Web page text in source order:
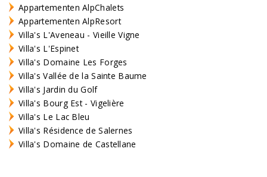
Appartementen AlpChalets
Appartementen AlpResort
Villa's L'Aveneau - Vieille Vigne
Villa's L'Espinet
Villa's Domaine Les Forges
Villa's Vallée de la Sainte Baume
Villa's Jardin du Golf
Villa's Bourg Est - Vigelière
Villa's Le Lac Bleu
Villa's Résidence de Salernes
Villa's Domaine de Castellane